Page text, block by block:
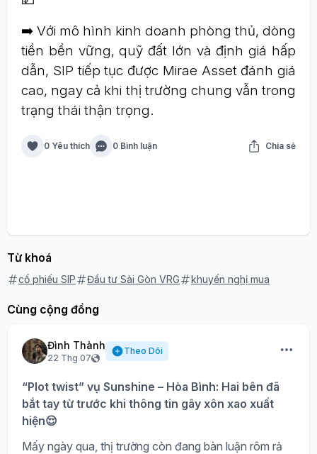
➡️ Với mô hình kinh doanh phòng thủ, dòng
tiền bền vững, quỹ đất lớn và định giá hấp
dẫn, SIP tiếp tục được Mirae Asset đánh giá
cao, ngay cả khi thị trường chung vẫn trong
trạng thái thận trọng.
0 Yêu thích 0 Bình luận Chia sẻ
Từ khoá
cổ phiếu SIP Đầu tư Sài Gòn VRG khuyến nghị mua
Cùng cộng đồng
Đình Thành
22 Thg 07
Theo Dõi
“Plot twist” vụ Sunshine – Hòa Bình: Hai bên đã
bắt tay từ trước khi thông tin gây xôn xao xuất
hiện😌
Mấy ngày qua, thị trường còn đang bàn luận rôm rả